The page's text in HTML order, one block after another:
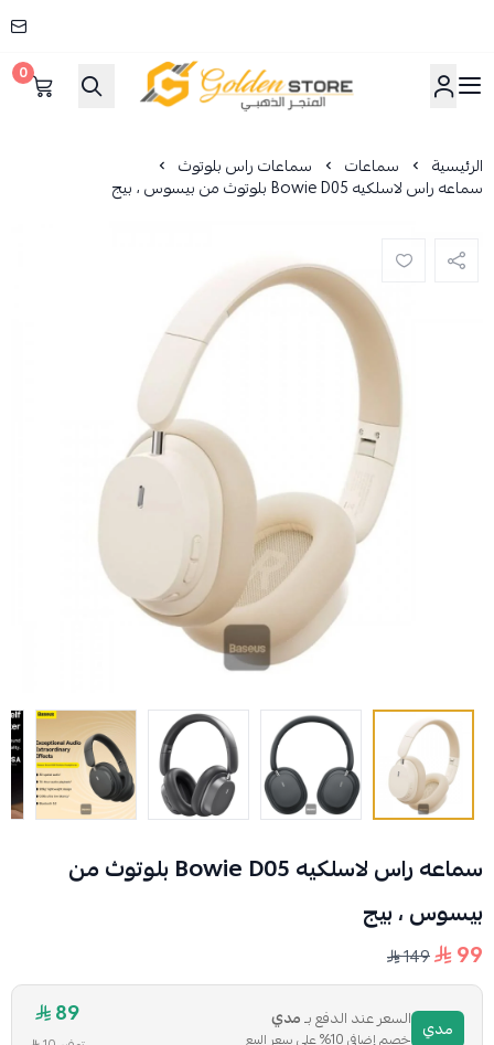
المتجر الذهبي
0
الرئيسية سماعات سماعات راس بلوتوث
سماعه راس لاسلكيه Bowie D05 بلوتوث من بيسوس ، بيج
سماعه راس لاسلكيه Bowie D05 بلوتوث من
بيسوس ، بيج
99
149
مدي السعر عند الدفع بـمدي
خصم إضافي 10% على سعر البيع
89